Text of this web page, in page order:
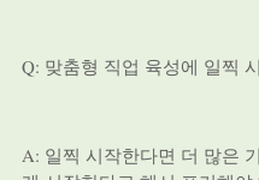
Q: 맞춤형 직업 육성에 일찍
A: 일찍 시작한다면 더 많은